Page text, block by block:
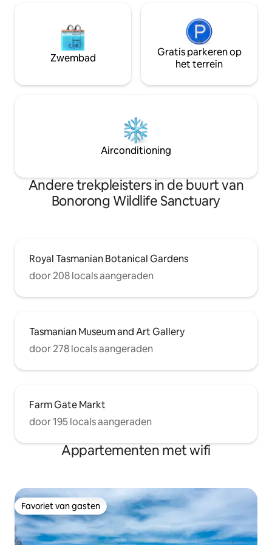
Zwembad
Gratis parkeren op
het terrein
Airconditioning
Andere trekpleisters in de buurt van
Bonorong Wildlife Sanctuary
Royal Tasmanian Botanical Gardens
door 208 locals aangeraden
Tasmanian Museum and Art Gallery
door 278 locals aangeraden
Farm Gate Markt
door 195 locals aangeraden
Appartementen met wifi
Favoriet van gasten
Favoriet van gasten